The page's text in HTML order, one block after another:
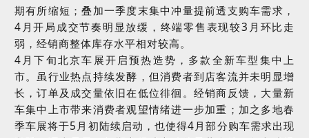
期有所缩短；叠加一季度末集中冲量提前透支购车需求，
4月开局成交节奏明显放缓，终端零售表现较3 月环比走
弱，经销商整体库存水平相对较高。
4月下旬北京车展开启预热造势，多款全新车型集中上
市。虽行业热点持续发酵，但消费者到店客流并未明显增
长，订单及成交量依旧在低位徘徊。经销商反馈，大量新
车集中上市带来消费者观望情绪进一步加重；加之多地春
季车展将于5月初陆续启动，也使得4月部分购车需求出现